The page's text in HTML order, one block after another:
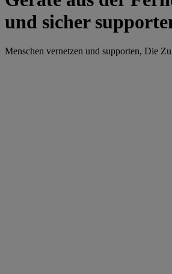
und sicher
Menschen vernetzen und supporten, Die